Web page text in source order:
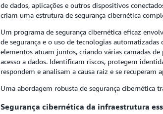
de dados, aplicações e outros dispositivos
criam uma estrutura de segurança cibernética
Um programa de segurança cibernética eficaz
de segurança e o uso de tecnologias
elementos atuam juntos, criando várias camadas
acesso a dados. Identificam riscos, protegem
respondem e analisam a causa raiz e se recuperam
Uma abordagem robusta de segurança cibernética
Segurança cibernética da infraestrutura